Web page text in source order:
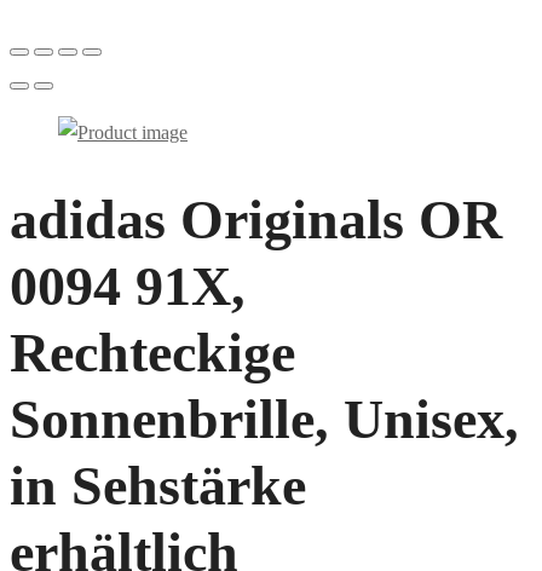
adidas Originals OR
0094 91X,
Rechteckige
Sonnenbrille, Unisex,
in Sehstärke
erhältlich